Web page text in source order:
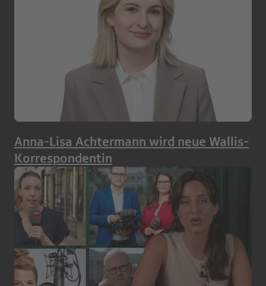
Anna-Lisa Achtermann wird neue Wallis-
Korrespondentin